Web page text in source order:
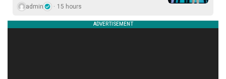
admin 15 hours